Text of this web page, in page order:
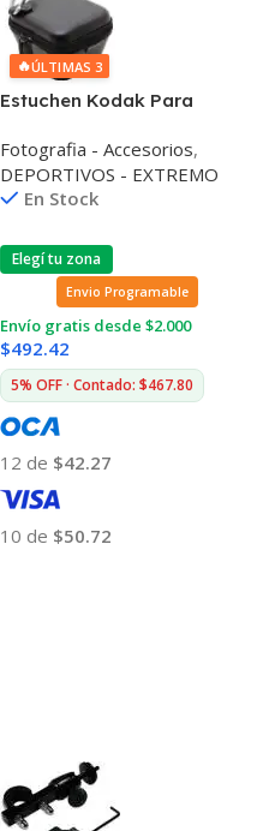
🔥ÚLTIMAS 3
Estuchen Kodak Para
Fotografia - Accesorios,
DEPORTIVOS - EXTREMO
En Stock
Elegí tu zona
Envio Programable
Envío gratis desde $2.000
$492.42
5% OFF · Contado: $467.80
12 de $42.27
10 de $50.72